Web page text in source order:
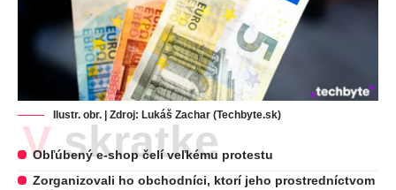
Ilustr. obr. | Zdroj: Lukáš Zachar (Techbyte.sk)
V skratke
Obľúbený e-shop čelí veľkému protestu
Zorganizovali ho obchodníci, ktorí jeho prostredníctvom